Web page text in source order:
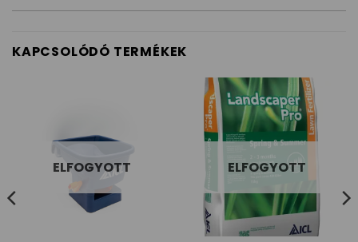
KAPCSOLÓDÓ TERMÉKEK
ELFOGYOTT ELFOGYOTT